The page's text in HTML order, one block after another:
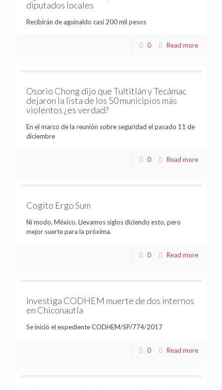
diputados locales
Recibirán de aguinaldo casi 200 mil pesos
0 Read more
Osorio Chong dijo que Tultitlán y Tecámac
dejaron la lista de los 50 municipios más
violentos ¿es verdad?
En el marco de la reunión sobre seguridad el pasado 11 de
diciembre
0 Read more
Cogito Ergo Sum
Ni modo, México. Llevamos siglos diciendo esto, pero
mejor suerte para la próxima.
0 Read more
Investiga CODHEM muerte de dos internos
en Chiconautla
Se inició el expediente CODHEM/SP/774/2017
0 Read more